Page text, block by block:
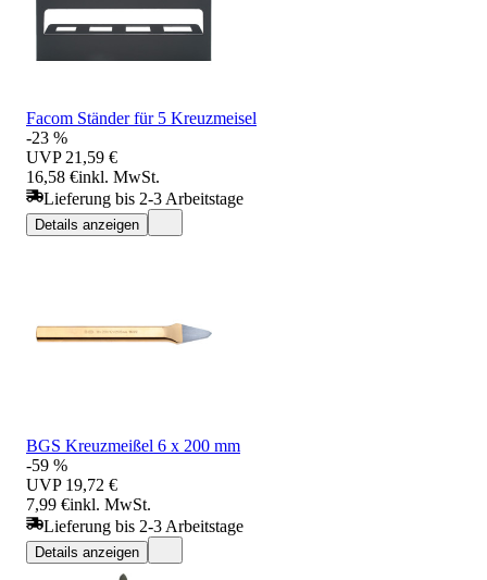
Facom Ständer für 5 Kreuzmeisel
-23 %
UVP 21,59 €
16,58 €inkl. MwSt.
Lieferung bis 2-3 Arbeitstage
Details anzeigen
BGS Kreuzmeißel 6 x 200 mm
-59 %
UVP 19,72 €
7,99 €inkl. MwSt.
Lieferung bis 2-3 Arbeitstage
Details anzeigen